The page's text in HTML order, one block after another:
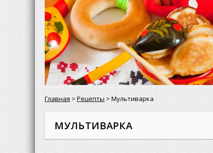
Главная > Рецепты > Мультиварка
МУЛЬТИВАРКА